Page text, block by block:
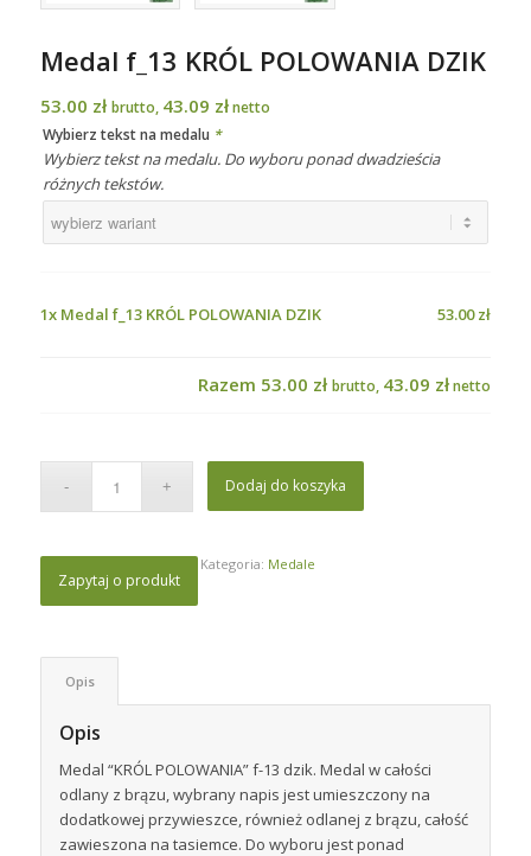
Medal f_13 KRÓL POLOWANIA DZIK
53.00 zł brutto, 43.09 złnetto
Wybierz tekst na medalu *
Wybierz tekst na medalu. Do wyboru ponad dwadzieścia
różnych tekstów.
1x Medal f_13 KRÓL POLOWANIA DZIK 53.00 zł
Razem 53.00 zł brutto, 43.09 złnetto
Dodaj do koszyka
Kategoria: Medale
Zapytaj o produkt
Opis
Opis
Medal “KRÓL POLOWANIA” f-13 dzik. Medal w całości
odlany z brązu, wybrany napis jest umieszczony na
dodatkowej przywieszce, również odlanej z brązu, całość
zawieszona na tasiemce. Do wyboru jest ponad